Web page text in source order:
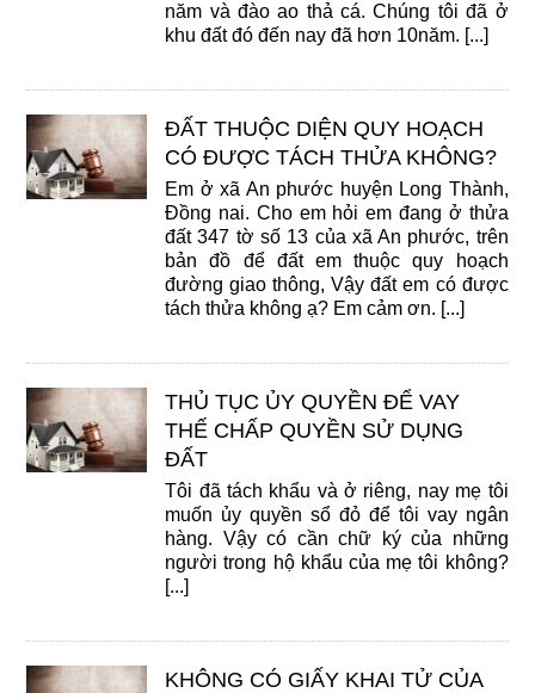
năm và đào ao thả cá. Chúng tôi đã ở
khu đất đó đến nay đã hơn 10năm. [...]
ĐẤT THUỘC DIỆN QUY HOẠCH
CÓ ĐƯỢC TÁCH THỬA KHÔNG?
Em ở xã An phước huyện Long Thành,
Đồng nai. Cho em hỏi em đang ở thửa
đất 347 tờ số 13 của xã An phước, trên
bản đồ để đất em thuộc quy hoạch
đường giao thông, Vậy đất em có được
tách thửa không ạ? Em cảm ơn. [...]
THỦ TỤC ỦY QUYỀN ĐỂ VAY
THẾ CHẤP QUYỀN SỬ DỤNG
ĐẤT
Tôi đã tách khẩu và ở riêng, nay mẹ tôi
muốn ủy quyền sổ đỏ để tôi vay ngân
hàng. Vậy có cần chữ ký của những
người trong hộ khẩu của mẹ tôi không?
[...]
KHÔNG CÓ GIẤY KHAI TỬ CỦA